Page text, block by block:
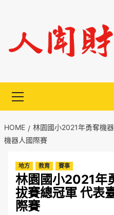
content
Menu
HOME
林園國小2021年勇奪機
機器人國際賽
地方 教育 賽事
林園國小2021年
拔賽總冠軍 代表
際賽